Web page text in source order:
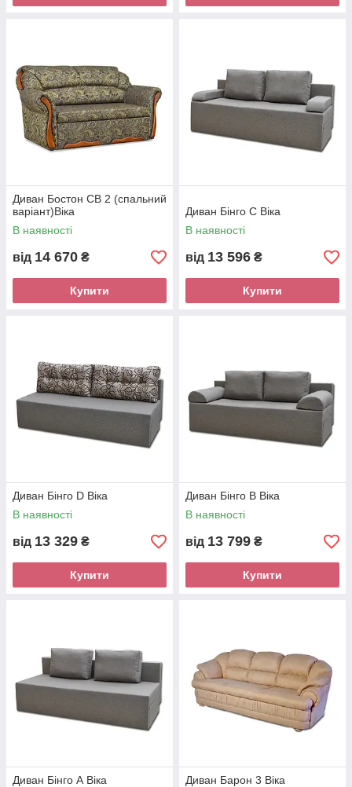
Диван Бостон СВ 2 (спальний
варіант)Віка
В наявності
від 14 670 ₴
Купити
Диван Бінго С Віка
В наявності
від 13 596 ₴
Купити
Диван Бінго D Віка
В наявності
від 13 329 ₴
Купити
Диван Бінго В Віка
В наявності
від 13 799 ₴
Купити
Диван Бінго А Віка
Диван Барон 3 Віка